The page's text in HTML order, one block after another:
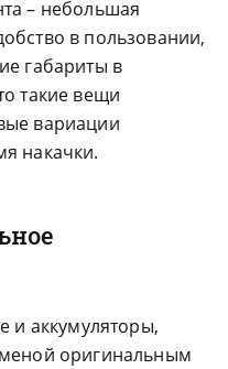
– небольшая
в пользовании,
габариты в
такие вещи
вариации
накачки.
и аккумуляторы,
оригинальным